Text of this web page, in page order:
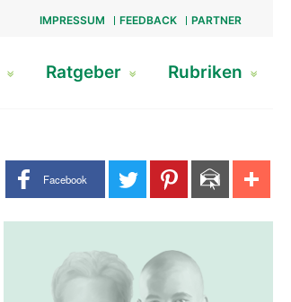
IMPRESSUM FEEDBACK PARTNER
Ratgeber Rubriken
Share buttons
Facebook